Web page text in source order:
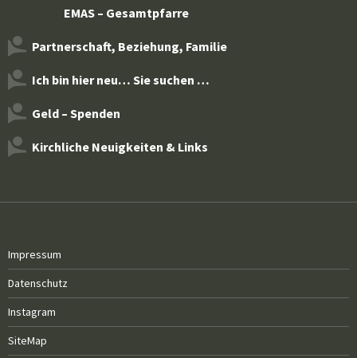
EMAS – Gesamtpfarre
Partnerschaft, Beziehung, Familie
Ich bin hier neu… Sie suchen …
Geld – Spenden
Kirchliche Neuigkeiten & Links
Impressum
Datenschutz
Instagram
SiteMap